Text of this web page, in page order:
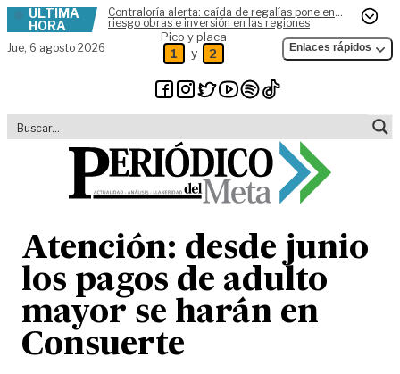
Skip to content
ÚLTIMA
HORA
Contraloría alerta: caída de regalías pone en
riesgo obras e inversión en las regiones
Jue, 6 agosto 2026
Pico y placa
1 y 2 Enlaces rápidos
Atención: desde junio
los pagos de adulto
mayor se harán en
Consuerte